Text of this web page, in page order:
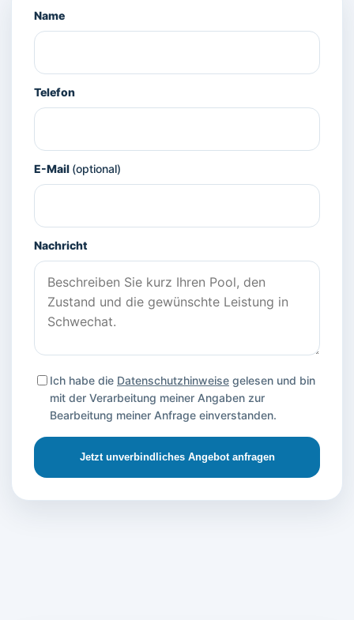
Name
Telefon
E-Mail (optional)
Nachricht
Ich habe die Datenschutzhinweise gelesen und bin
mit der Verarbeitung meiner Angaben zur
Bearbeitung meiner Anfrage einverstanden.
Jetzt unverbindliches Angebot anfragen